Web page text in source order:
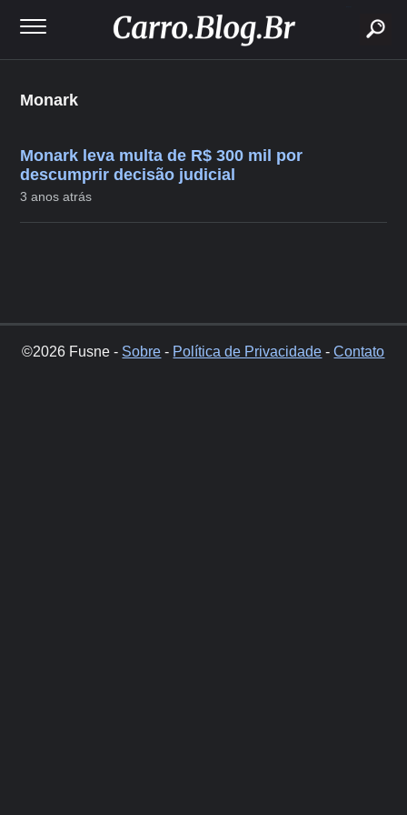
Monark
Monark leva multa de R$ 300 mil por
descumprir decisão judicial
3 anos atrás
©2026 Fusne - Sobre - Política de Privacidade -Contato